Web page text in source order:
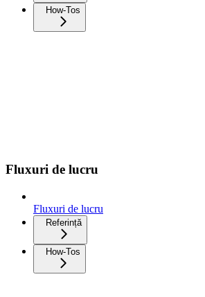
How-Tos
Fluxuri de lucru
Fluxuri de lucru
Referință
How-Tos